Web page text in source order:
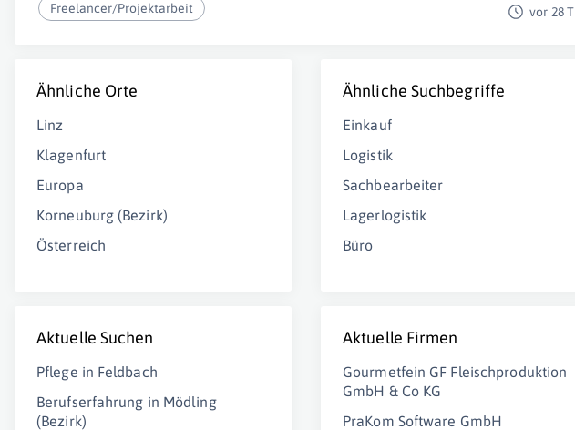
Freelancer/Projektarbeit vor 28 T
Ähnliche Orte
Linz
Klagenfurt
Europa
Korneuburg (Bezirk)
Österreich
Ähnliche Suchbegriffe
Einkauf
Logistik
Sachbearbeiter
Lagerlogistik
Büro
Aktuelle Suchen
Pflege in Feldbach
Berufserfahrung in Mödling
(Bezirk)
Aktuelle Firmen
Gourmetfein GF Fleischproduktion
GmbH & Co KG
PraKom Software GmbH